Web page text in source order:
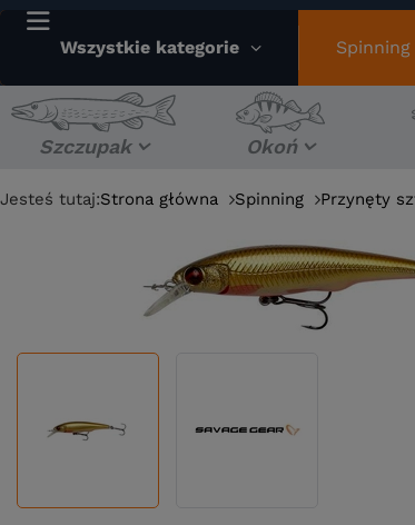
Wszystkie kategorie Spinning
Szczupak Okoń
Jesteś tutaj:Strona główna Spinning Przynęty